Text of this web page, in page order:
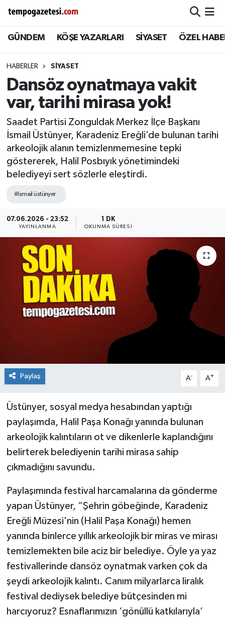
GÜNDEM KÖŞE YAZARLARI SİYASET ÖZEL
HABERLER SIYASET
Dansöz oynatmaya vakit
var, tarihi mirasa yok!
Saadet Partisi Zonguldak Merkez İlçe Başkanı
İsmail Üstünyer, Karadeniz Ereğli’de bulunan tarihi
arkeolojik alanın temizlenmemesine tepki
göstererek, Halil Posbıyık yönetimindeki
belediyeyi sert sözlerle eleştirdi.
#Ismail üstünyer
07.06.2026 - 23:52
YAYINLANMA
1 DK
OKUNMA SÜRESI
Paylaş A- A+
Üstünyer, sosyal medya hesabından yaptığı
paylaşımda, Halil Paşa Konağı yanında bulunan
arkeolojik kalıntıların ot ve dikenlerle kaplandığını
belirterek belediyenin tarihi mirasa sahip
çıkmadığını savundu.
Paylaşımında festival harcamalarına da gönderme
yapan Üstünyer, “Şehrin göbeğinde, Karadeniz
Ereğli Müzesi'nin (Halil Paşa Konağı) hemen
yanında binlerce yıllık arkeolojik bir miras ve mirası
temizlemekten bile aciz bir belediye. Öyle ya yaz
festivallerinde dansöz oynatmak varken çok da
şeydi arkeolojik kalıntı. Canım milyarlarca liralık
festival dediysek belediye bütçesinden mi
harcıyoruz? Esnaflarımızın ‘gönüllü katkılarıyla’
Alaplı
Çaycuma
Devrek
Gökçebey
GÜNDEM
Kilimli
Kozlu
Siyaset
SPOR
YAŞAM
Zonguldak
Zonguldak Nöbetçi Eczaneler
Zonguldak Hava Durumu
Zonguldak Namaz Vakitleri
Zonguldak Trafik Yoğunluk Haritası
Süper Lig Puan Durumu ve Fikstür
Tüm Manşetler
Son Dakika Haberleri
Haber Arşivi